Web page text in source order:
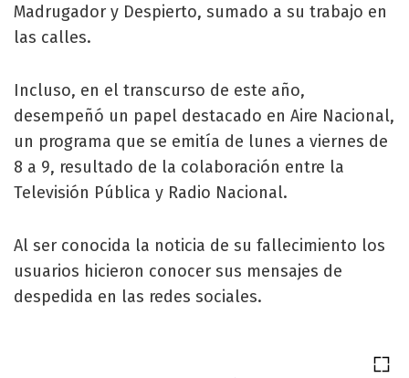
Madrugador y Despierto, sumado a su trabajo en
las calles.
Incluso, en el transcurso de este año,
desempeñó un papel destacado en Aire Nacional,
un programa que se emitía de lunes a viernes de
8 a 9, resultado de la colaboración entre la
Televisión Pública y Radio Nacional.
Al ser conocida la noticia de su fallecimiento los
usuarios hicieron conocer sus mensajes de
despedida en las redes sociales.